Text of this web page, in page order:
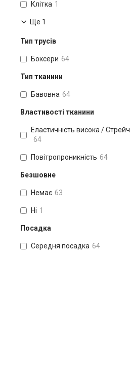
Клітка 1
Ще 1
Тип трусів
Боксери 64
Тип тканини
Бавовна 64
Властивості тканини
Еластичність висока / Стрейч
64
Повітропроникність 64
Безшовне
Немає 63
Ні 1
Посадка
Середня посадка 64